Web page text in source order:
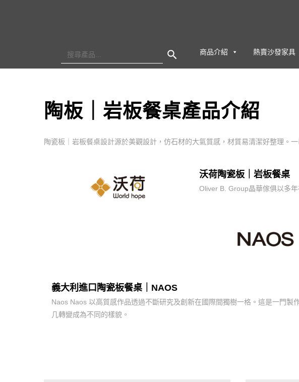
for:
商品介紹
熱賣沙發家具
陶板｜岩板餐桌產品介紹
陶瓷板｜岩板餐桌設計源於美觀設計，仿石材的大氣質感，材質易清潔好整理。
沃荷陶瓷板｜岩板餐桌
Oliver B. Group晶華傢俱以多
義大利進口陶瓷板餐桌｜NAOS
Naos Naos 以高質感作品透過不斷研究及創新在國際間獨樹一格。這是一門製
几轉變成為不同的樣貌。